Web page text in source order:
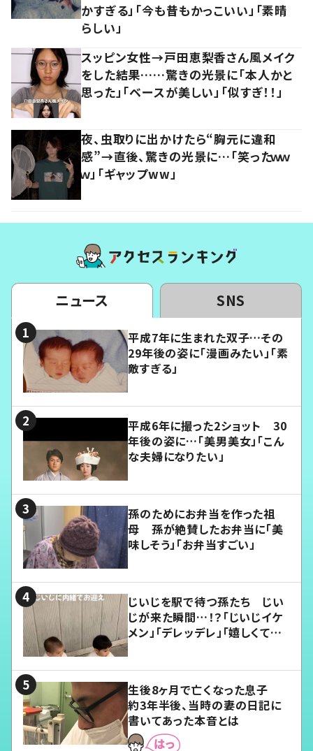
かすぎる」「今も昔もかっこいい」「素晴
らしい」
スッピン女性→戸田恵梨香さん風メイク
をした結果……驚きの光景に「本人かと
思った」「ベースが美しい」「似すぎ！！」
夜、虫取りに出かけたら“胸元に違和
感”→直後、驚きの光景に…「笑ったｗｗ
ｗ」「ギャップww」
ニュース SNS
平成7年に生まれた双子…その
29年後の姿に「漫画みたい」「素
敵すぎる」
平成6年に撮った2ショット 30
年後の姿に…「美男美女」「こん
な夫婦になりたい」
孫のためにお弁当を作った祖
母 孫が絶賛したお弁当に「美
味しそう」「お弁当すごい」
じいじを駅で待つ孫たち じい
じが来た瞬間…！？「じいじイケ
メン」「デレッデレ」「嬉しくて可
生後8ヶ月で亡くなった息子
約3年半後、当時の妻の日記に
書いてあった本音とは